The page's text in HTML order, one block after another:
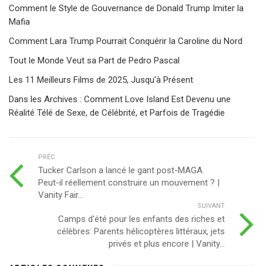
Comment le Style de Gouvernance de Donald Trump Imiter la
Mafia
Comment Lara Trump Pourrait Conquérir la Caroline du Nord
Tout le Monde Veut sa Part de Pedro Pascal
Les 11 Meilleurs Films de 2025, Jusqu'à Présent
Dans les Archives : Comment Love Island Est Devenu une
Réalité Télé de Sexe, de Célébrité, et Parfois de Tragédie
PRÉC
Tucker Carlson a lancé le gant post-MAGA.
Peut-il réellement construire un mouvement ? |
Vanity Fair...
SUIVANT
Camps d'été pour les enfants des riches et
célèbres: Parents hélicoptères littéraux, jets
privés et plus encore | Vanity...